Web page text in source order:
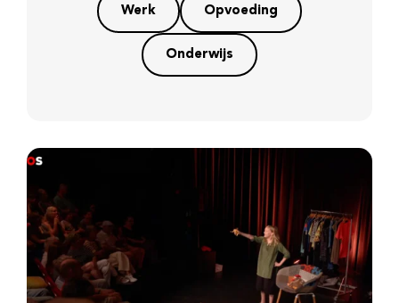
Werk Opvoeding
Onderwijs